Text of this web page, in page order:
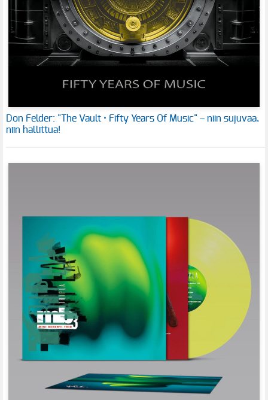
Don Felder: "The Vault • Fifty Years Of Music" – niin sujuvaa,
niin hallittua!